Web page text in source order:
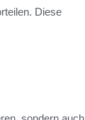
Diese